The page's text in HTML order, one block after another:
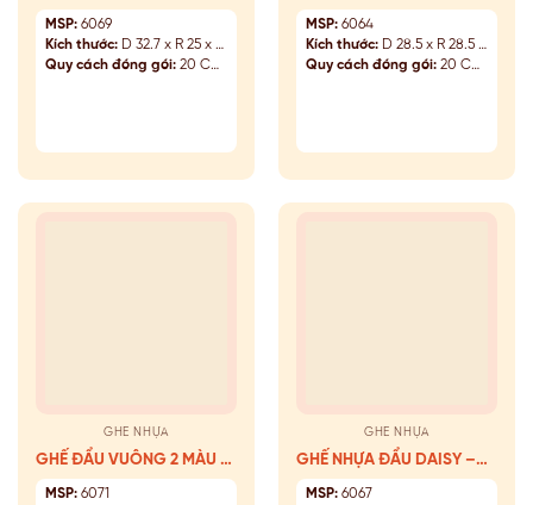
6069
MSP: 6069
Kích thước: D 32.7 x R 25 x C 17.2 (cm)
Quy cách đóng gói: 20 Cái/Kiện
MSP: 6064
Kích thước: D 28.5 x R 28.5 x C 24.2 (cm)
Quy cách đóng gói: 20 Cái/Kiện
GHẾ NHỰA
GHẾ ĐẨU VUÔNG 2 MÀU –
6071
MSP: 6071
GHẾ NHỰA
GHẾ NHỰA ĐẨU DAISY –
6067
MSP: 6067